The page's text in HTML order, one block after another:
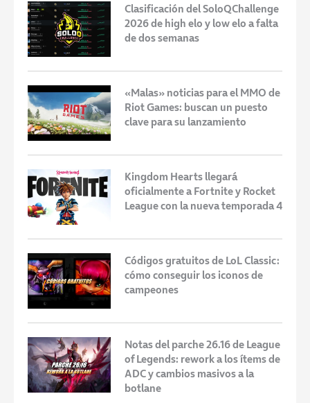
Clasificación del SoloQChallenge
2026 de high elo y low elo a falta
de dos semanas
«Malas» noticias para el MMO de
Riot Games: buscan un puesto
clave para su lanzamiento
Kingdom Hearts llegará
oficialmente a Fortnite y Rocket
League con la nueva temporada 4
Códigos gratuitos de LoL Classic:
cómo conseguir los iconos de
campeones
Notas del parche 26.16 de League
of Legends: rework a los ítems de
ADC y cambios masivos a la
botlane